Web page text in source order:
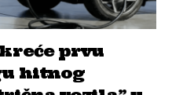
prvu
hitnog